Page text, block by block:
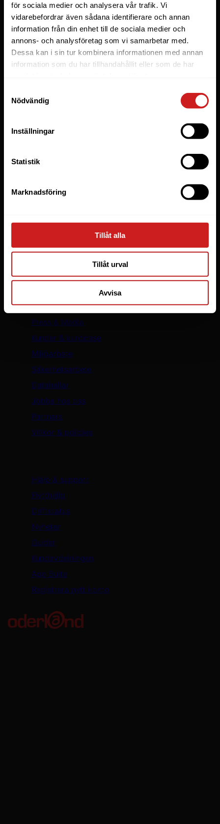
för sociala medier och analysera vår trafik. Vi
vidarebefordrar även sådana identifierare och annan
information från din enhet till de sociala medier och
annons- och analysföretag som vi samarbetar med.
Dessa kan i sin tur kombinera informationen med annan
information som du har tillhandahållit eller som de har
Nödvändig
Inställningar
Statistik
Marknadsföring
Tillåt alla
Tillåt urval
Avvisa
Cloud
Microsoft 365 Business
Fler tjänster
Lösningar
E-handel
Managed WordPress
WooCommerce
LiteSpeed Webbhotell
Säker WordPress med WP Guardian
Om oss
Press & Media
Kunder & kundcase
Miljöarbete
Säkerhetsarbete
Datahallar
Jobba hos oss
Partners
Villkor & policies
Hjälp & support
Flytthjälp
Driftstatus
Nyheter
Guider
Kundavdelningen
App Suite
Registrera nytt konto